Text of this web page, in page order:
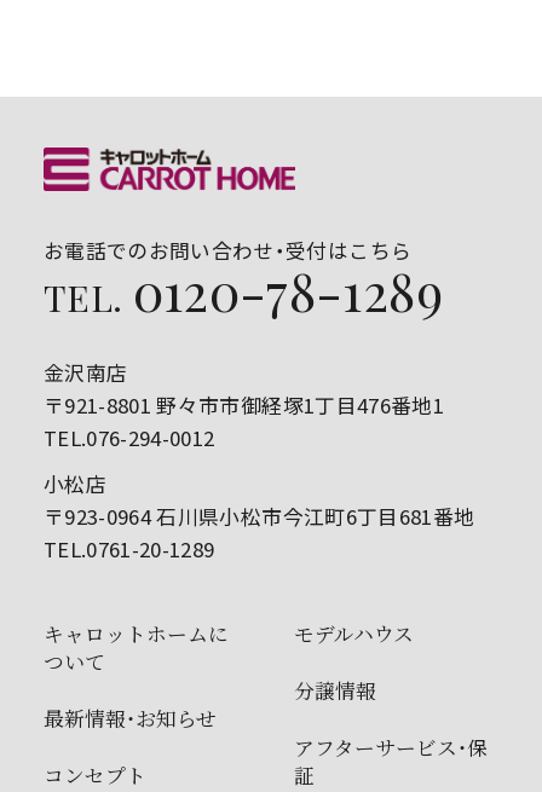
お電話でのお問い合わせ・受付はこちら
TEL. 0120-78-1289
金沢南店
〒921-8801 野々市市御経塚1丁目476番地1
TEL.076-294-0012
小松店
〒923-0964 石川県小松市今江町6丁目681番地
TEL.0761-20-1289
キャロットホームに
ついて
最新情報・お知らせ
コンセプト
モデルハウス
分譲情報
アフターサービス・保
証